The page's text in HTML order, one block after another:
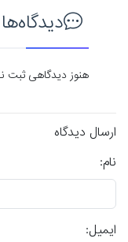
دیدگاه‌ها
هنوز دیدگاهی ثبت
ارسال دیدگاه
نام:
ایمیل: